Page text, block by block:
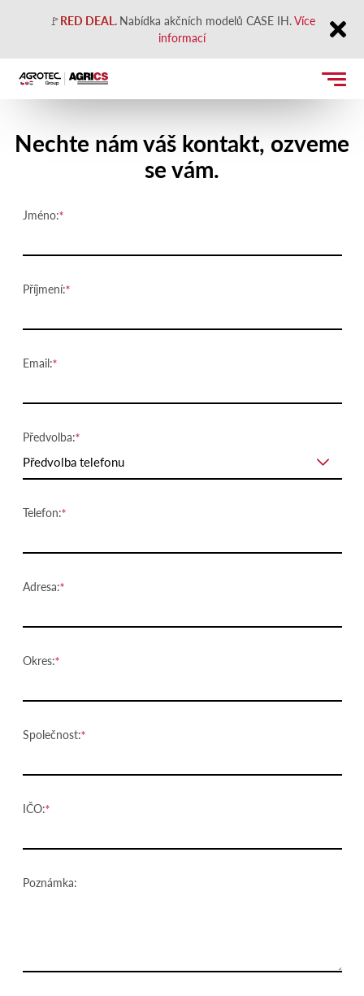
🚩RED DEAL. Nabídka akčních modelů CASE IH.Více
informací
Close
Nechte nám váš kontakt, ozveme
se vám.
Jméno:
Příjmení:
Email:
Předvolba:
Předvolba telefonu
Telefon:
Adresa:
Okres:
Společnost:
IČO:
Poznámka: